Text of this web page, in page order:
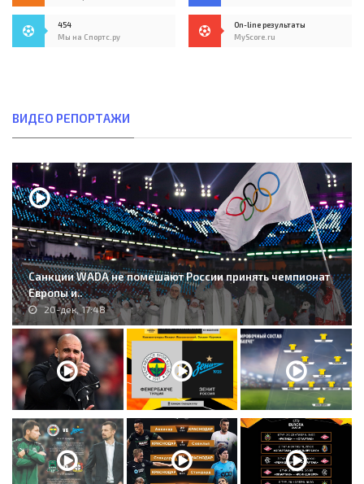
454
Мы на Спортс.ру
On-line результаты
MyScore.ru
ВИДЕО РЕПОРТАЖИ
Санкции WADA не помешают России принять чемпионат
Европы и..
20-дек, 17:48